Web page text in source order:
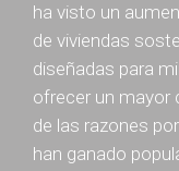
ha visto un
de viviendas
diseñadas para
ofrecer un mayor
de las razones
han ganado